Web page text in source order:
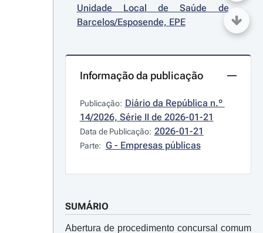
Unidade Local de Saúde de
Barcelos/Esposende, EPE
Informação da publicação
Publicação: Diário da República n.º
14/2026, Série II de 2026-01-21
Data de Publicação: 2026-01-21
Parte: G - Empresas públicas
SUMÁRIO
Abertura de procedimento concursal comum